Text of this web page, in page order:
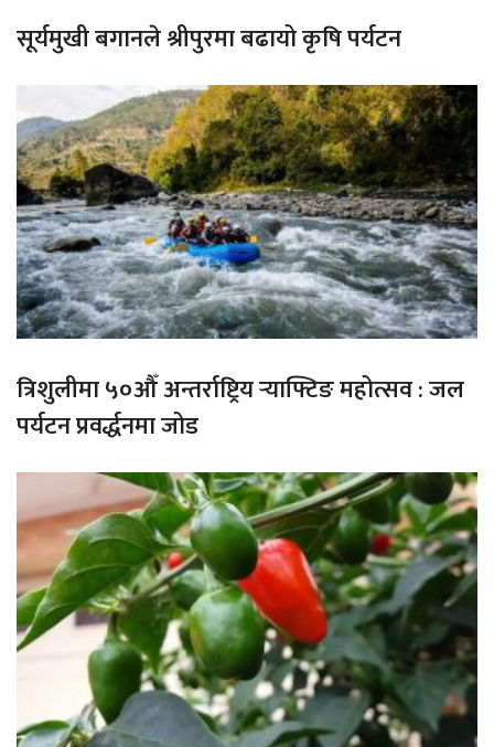
सूर्यमुखी बगानले श्रीपुरमा बढायो कृषि पर्यटन
त्रिशुलीमा ५०औँ अन्तर्राष्ट्रिय र्‍याफ्टिङ महोत्सव : जल
पर्यटन प्रवर्द्धनमा जोड